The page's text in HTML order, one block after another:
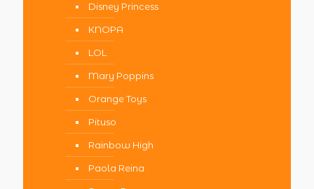
Disney Princess
KNOPA
LOL
Mary Poppins
Orange Toys
Pituso
Rainbow High
Paola Reina